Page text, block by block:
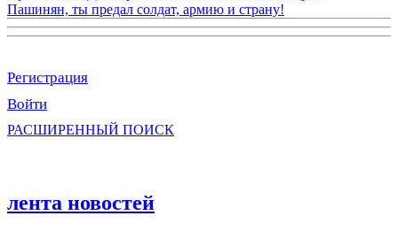
Пашинян, ты предал солдат, армию и страну!
Регистрация
Войти
РАСШИРЕННЫЙ ПОИСК
лента новостей